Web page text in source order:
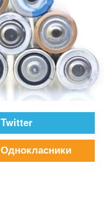
Twitter
Однокласники